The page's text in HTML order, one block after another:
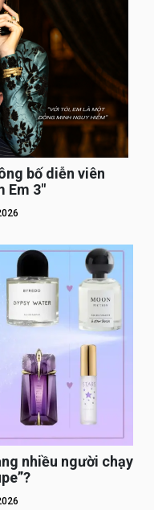
bố diễn viên
Em 3″
nhiều người chạy